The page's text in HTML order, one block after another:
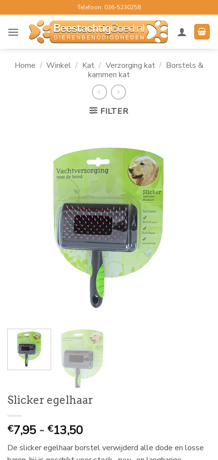
naar
inhoud
Telefoon: 036-5230258
Home / Winkel / Kat / Verzorging kat / Borstels &
kammen kat
FILTER
Slicker egelhaar
€7,95 - €13,50Prijsklasse:
7,95
De slicker egelhaar borstel verwijderd alle dode en losse